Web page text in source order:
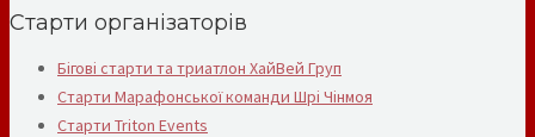
Старти організаторів
Бігові старти та триатлон ХайВей Груп
Старти Марафонської команди Шрі Чінмоя
Старти Triton Events